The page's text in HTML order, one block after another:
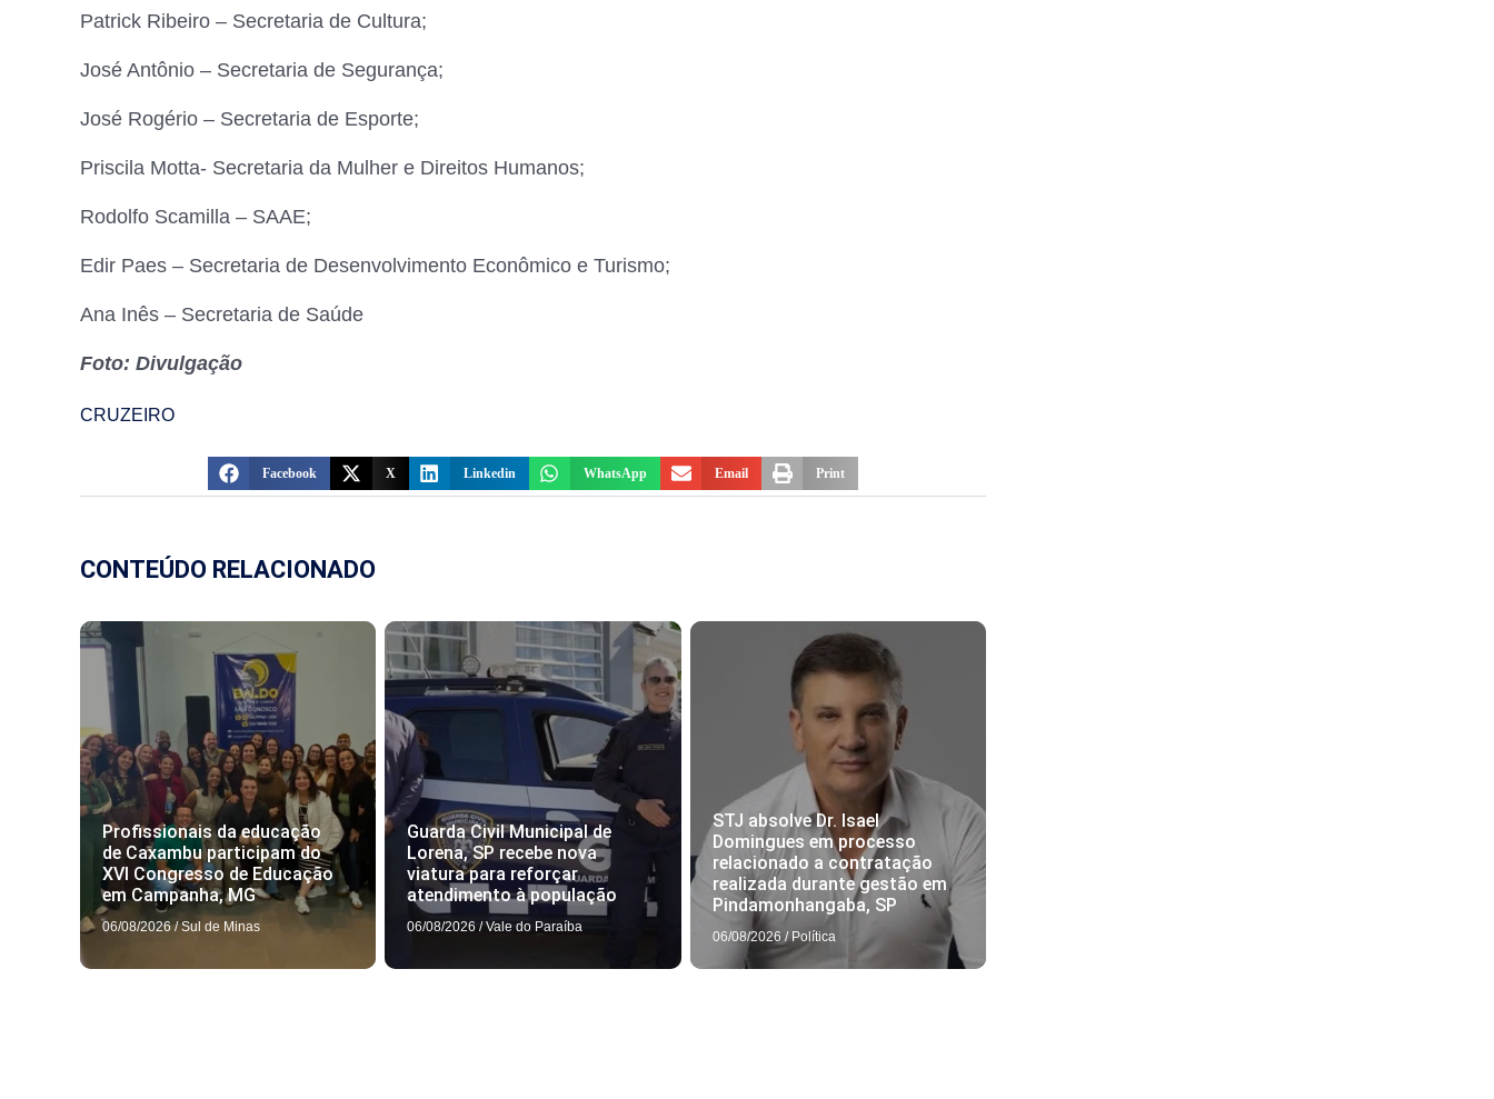
Patrick Ribeiro – Secretaria de Cultura;
José Antônio – Secretaria de Segurança;
José Rogério – Secretaria de Esporte;
Priscila Motta- Secretaria da Mulher e Direitos Humanos;
Rodolfo Scamilla – SAAE;
Edir Paes – Secretaria de Desenvolvimento Econômico e Turismo;
Ana Inês – Secretaria de Saúde
Foto: Divulgação
CRUZEIRO
Facebook X Linkedin WhatsApp Email Print
CONTEÚDO RELACIONADO
Profissionais da educação
de Caxambu participam do
XVI Congresso de Educação
em Campanha, MG
06/08/2026 / Sul de Minas
Guarda Civil Municipal de
Lorena, SP recebe nova
viatura para reforçar
atendimento à população
06/08/2026 / Vale do Paraíba
STJ absolve Dr. Isael
Domingues em processo
relacionado a contratação
realizada durante gestão em
Pindamonhangaba, SP
06/08/2026 / Política